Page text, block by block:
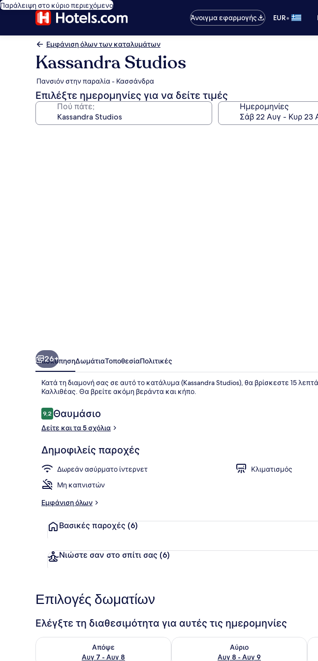
Παράλειψη στο κύριο περιεχόμενο
Άνοιγμα εφαρμογής
EUR•
Εμφάνιση όλων των καταλυμάτων
Kassandra Studios
Πανσιόν στην παραλία - Κασσάνδρα
Επιλέξτε ημερομηνίες για να δείτε τιμές
Πού πάτε; Ημερομηνίες
26+
ΕπισκόπησηΔωμάτιαΤοποθεσίαΠολιτικές
Κατά τη διαμονή σας σε αυτό το κατάλυμα (Kassandra Studios), θα βρίσκεστε 15
Καλλιθέας. Θα βρείτε ακόμη βεράντα και κήπο.
Σχόλια
9,29,2 στα 10
Θαυμάσιο
Δείτε και τα 5 σχόλια
Δημοφιλείς παροχές
Δωρεάν ασύρματο ίντερνετ
Κλιματισμός
Μη καπνιστών
Εμφάνιση όλων
Βασικές παροχές (6)
Νιώστε σαν στο σπίτι σας (6)
Επιλογές δωματίων
Ελέγξτε τη διαθεσιμότητα για αυτές τις ημερομηνίες
Απόψε
Αυγ 7 - Αυγ 8
Έλεγχος διαθεσιμότητας για απόψε Αυγ 7 - Αυγ 8
Αύριο
Αυγ 8 - Αυγ 9
Έλεγχος διαθεσιμότητας για αύριο Αυγ